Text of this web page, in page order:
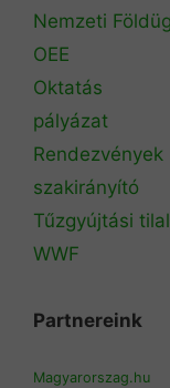
Nemzeti
OEE
Oktatás
pályázat
Rendezvények
szakirányító
Tűzgyújtási
WWF
Partnereink
Magyarorszag.hu